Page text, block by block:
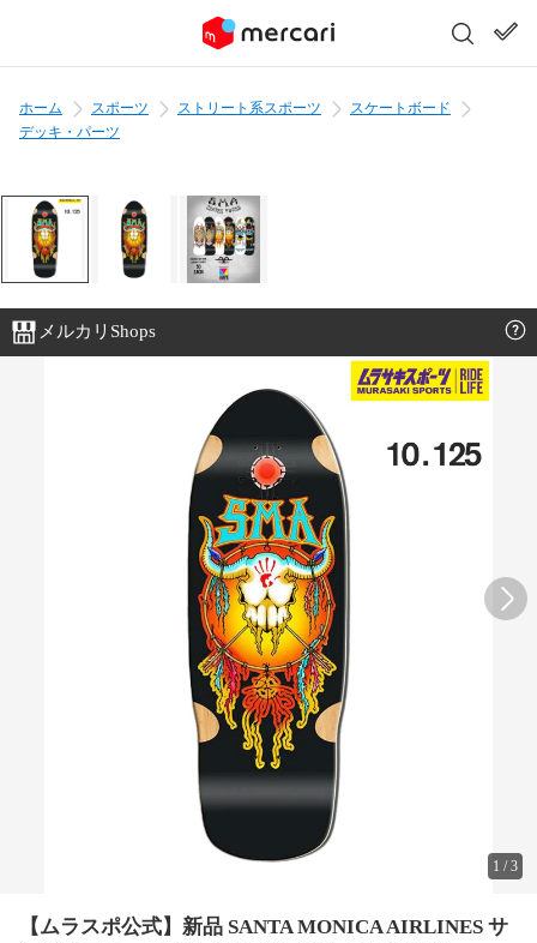
ホーム スポーツ ストリート系スポーツ
スケートボード
デッキ・パーツ
メルカリShops
1 /3
【ムラスポ公式】新品 SANTA MONICA AIRLINES サ